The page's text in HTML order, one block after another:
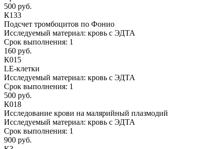
500 руб.
К133
Подсчет тромбоцитов по Фонио
Исследуемый материал: кровь с ЭДТА
Срок выполнения: 1
160 руб.
К015
LЕ-клетки
Исследуемый материал: кровь с ЭДТА
Срок выполнения: 1
500 руб.
К018
Исследование крови на малярийный плазмодий
Исследуемый материал: кровь с ЭДТА
Срок выполнения: 1
900 руб.